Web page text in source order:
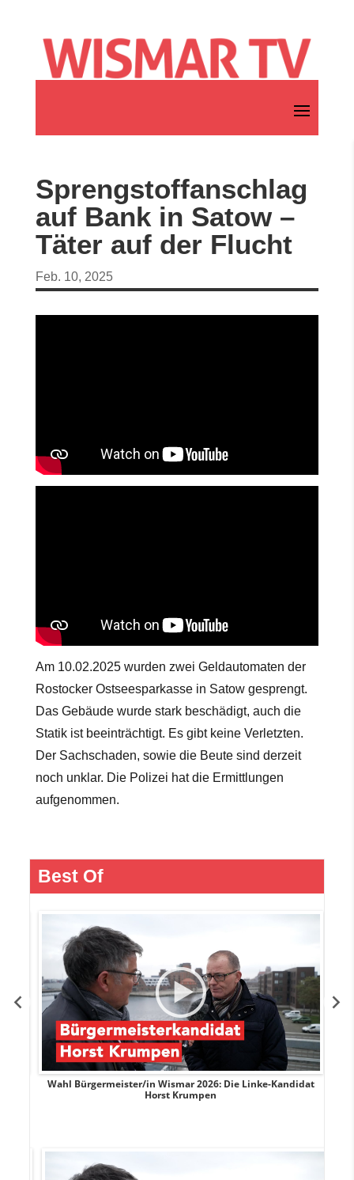
Sprengstoffanschlag
auf Bank in Satow –
Täter auf der Flucht
Feb. 10, 2025
Am 10.02.2025 wurden zwei Geldautomaten der
Rostocker Ostseesparkasse in Satow gesprengt.
Das Gebäude wurde stark beschädigt, auch die
Statik ist beeinträchtigt. Es gibt keine Verletzten.
Der Sachschaden, sowie die Beute sind derzeit
noch unklar. Die Polizei hat die Ermittlungen
aufgenommen.
Best Of
Wahl Bürgermeister/in Wismar 2026: Die Linke-Kandidat
Horst Krumpen